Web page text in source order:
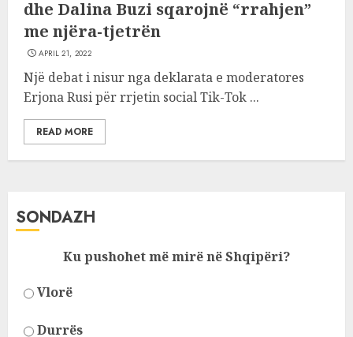
dhe Dalina Buzi sqarojnë “rrahjen”
me njëra-tjetrën
APRIL 21, 2022
Një debat i nisur nga deklarata e moderatores
Erjona Rusi për rrjetin social Tik-Tok ...
READ MORE
SONDAZH
Ku pushohet më mirë në Shqipëri?
Vlorë
Durrës